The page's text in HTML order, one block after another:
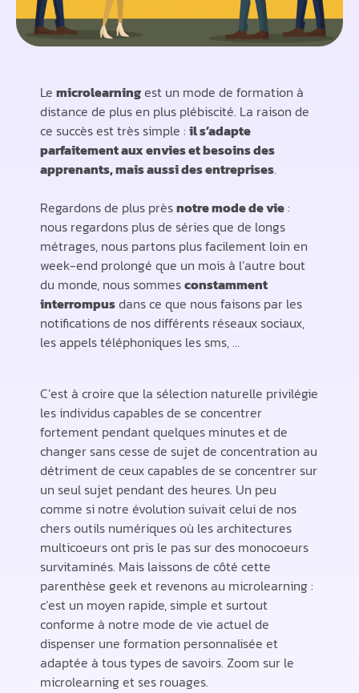
Le microlearningest un mode de formation à
distance de plus en plus plébiscité. La raison de
ce succès est très simple : il s’adapte
parfaitement aux envies et besoins des
apprenants, mais aussi des entreprises.
Regardons de plus prèsnotre mode de vie:
nous regardons plus de séries que de longs
métrages, nous partons plus facilement loin en
week-end prolongé que un mois à l’autre bout
du monde, nous sommesconstamment
interrompusdans ce que nous faisons par les
notifications de nos différents réseaux sociaux,
les appels téléphoniques les sms, …
C’est à croire que la sélection naturelle privilégie
les individus capables de se concentrer
fortement pendant quelques minutes et de
changer sans cesse de sujet de concentration au
détriment de ceux capables de se concentrer sur
un seul sujet pendant des heures. Un peu
comme si notre évolution suivait celui de nos
chers outils numériques où les architectures
multicoeurs ont pris le pas sur des monocoeurs
survitaminés. Mais laissons de côté cette
parenthèse geek et revenons au microlearning :
c’est un moyen rapide, simple et surtout
conforme à notre mode de vie actuel de
dispenser une formation personnalisée et
adaptée à tous types de savoirs. Zoom sur le
microlearning et ses rouages.